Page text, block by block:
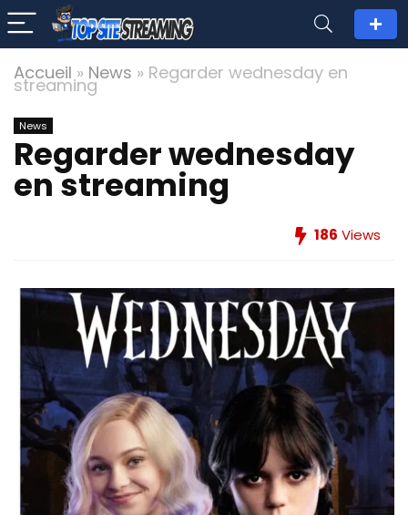
Accueil » News » Regarder wednesday en
streaming
News
Regarder wednesday
en streaming
186 Views